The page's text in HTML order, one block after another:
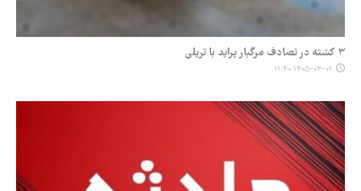
۳ کشته در تصادف مرگبار پراید با تریلی
۱۴۰۵-۰۳-۰۱ ۱۱:۴۰